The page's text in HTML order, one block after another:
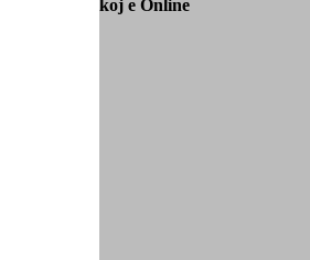
koj e Online